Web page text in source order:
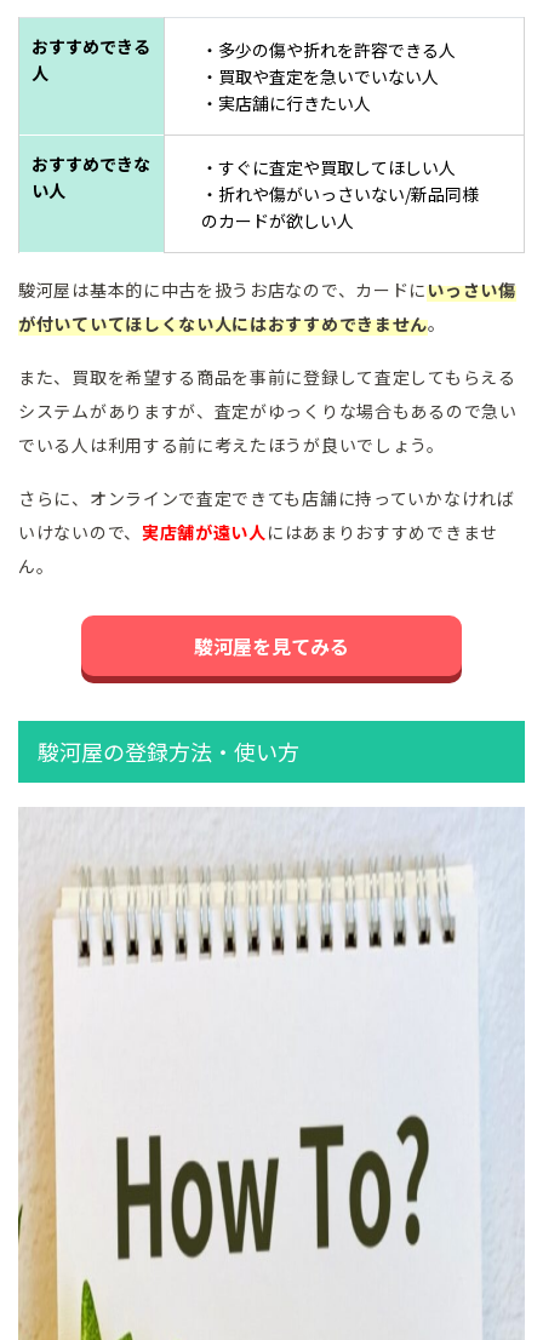
おすすめできる
人
・多少の傷や折れを許容できる人
・買取や査定を急いでいない人
・実店舗に行きたい人
おすすめできな
い人
・すぐに査定や買取してほしい人
・折れや傷がいっさいない/新品同様
のカードが欲しい人
駿河屋は基本的に中古を扱うお店なので、カードにいっさい傷
が付いていてほしくない人にはおすすめできません。
また、買取を希望する商品を事前に登録して査定してもらえる
システムがありますが、査定がゆっくりな場合もあるので急い
でいる人は利用する前に考えたほうが良いでしょう。
さらに、オンラインで査定できても店舗に持っていかなければ
いけないので、 実店舗が遠い人にはあまりおすすめできませ
ん。
駿河屋を見てみる
駿河屋の登録方法・使い方